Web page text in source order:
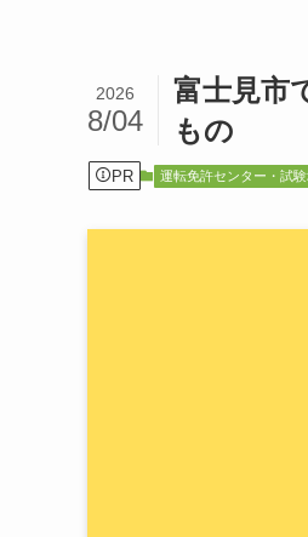
富士見市
もの
2026
8/04
PR 運転免許センター・試